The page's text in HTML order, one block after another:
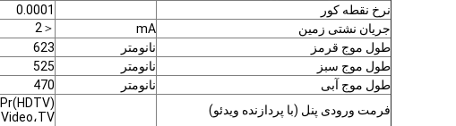
نرخ نقطه کور
0.0001
جریان نشتی زمین
mA
＜2
طول موج قرمز
نانومتر
623
طول موج سبز
نانومتر
525
طول موج آبی
نانومتر
470
فرمت ورودی پنل (با پردازنده ویدئو)
Video،TV